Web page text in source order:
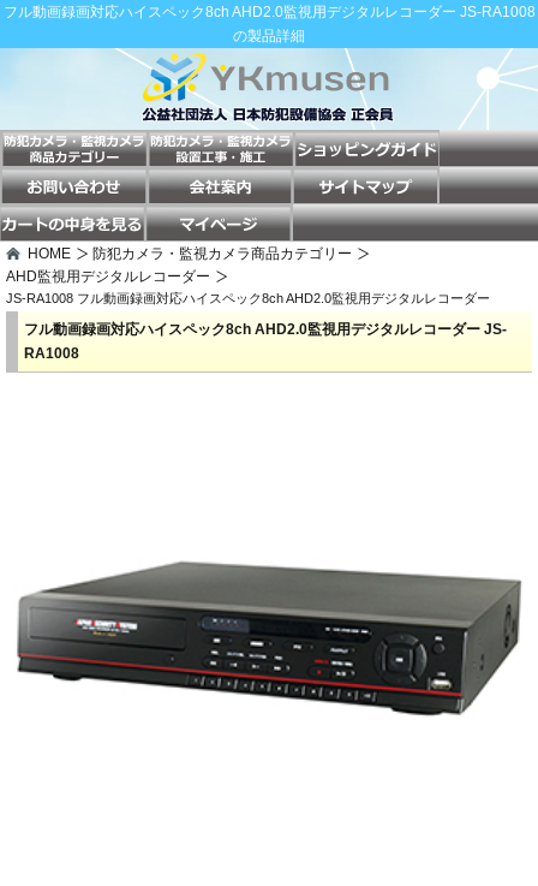
フル動画録画対応ハイスペック8ch AHD2.0監視用デジタルレコーダー JS-RA1008
の製品詳細
HOME
防犯カメラ・監視カメラ商品カテゴリー
AHD監視用デジタルレコーダー
JS-RA1008 フル動画録画対応ハイスペック8ch AHD2.0監視用デジタルレコーダー
フル動画録画対応ハイスペック8ch AHD2.0監視用デジタルレコーダー JS-
RA1008